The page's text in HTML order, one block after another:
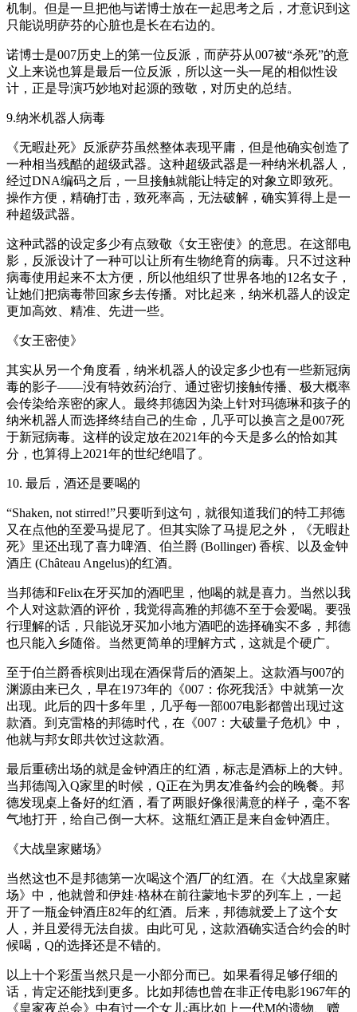
机制。但是一旦把他与诺博士放在一起思考之后，才意识到这
只能说明萨芬的心脏也是长在右边的。
诺博士是007历史上的第一位反派，而萨芬从007被“杀死”的意
义上来说也算是最后一位反派，所以这一头一尾的相似性设
计，正是导演巧妙地对起源的致敬，对历史的总结。
9.纳米机器人病毒
《无暇赴死》反派萨芬虽然整体表现平庸，但是他确实创造了
一种相当残酷的超级武器。这种超级武器是一种纳米机器人，
经过DNA编码之后，一旦接触就能让特定的对象立即致死。
操作方便，精确打击，致死率高，无法破解，确实算得上是一
种超级武器。
这种武器的设定多少有点致敬《女王密使》的意思。在这部电
影，反派设计了一种可以让所有生物绝育的病毒。只不过这种
病毒使用起来不太方便，所以他组织了世界各地的12名女子，
让她们把病毒带回家乡去传播。对比起来，纳米机器人的设定
更加高效、精准、先进一些。
《女王密使》
其实从另一个角度看，纳米机器人的设定多少也有一些新冠病
毒的影子——没有特效药治疗、通过密切接触传播、极大概率
会传染给亲密的家人。最终邦德因为染上针对玛德琳和孩子的
纳米机器人而选择终结自己的生命，几乎可以换言之是007死
于新冠病毒。这样的设定放在2021年的今天是多么的恰如其
分，也算得上2021年的世纪绝唱了。
10. 最后，酒还是要喝的
“Shaken, not stirred!”只要听到这句，就很知道我们的特工邦德
又在点他的至爱马提尼了。但其实除了马提尼之外，《无暇赴
死》里还出现了喜力啤酒、伯兰爵 (Bollinger) 香槟、以及金钟
酒庄 (Château Angelus)的红酒。
当邦德和Felix在牙买加的酒吧里，他喝的就是喜力。当然以我
个人对这款酒的评价，我觉得高雅的邦德不至于会爱喝。要强
行理解的话，只能说牙买加小地方酒吧的选择确实不多，邦德
也只能入乡随俗。当然更简单的理解方式，这就是个硬广。
至于伯兰爵香槟则出现在酒保背后的酒架上。这款酒与007的
渊源由来已久，早在1973年的《007：你死我活》中就第一次
出现。此后的四十多年里，几乎每一部007电影都曾出现过这
款酒。到克雷格的邦德时代，在《007：大破量子危机》中，
他就与邦女郎共饮过这款酒。
最后重磅出场的就是金钟酒庄的红酒，标志是酒标上的大钟。
当邦德闯入Q家里的时候，Q正在为男友准备约会的晚餐。邦
德发现桌上备好的红酒，看了两眼好像很满意的样子，毫不客
气地打开，给自己倒一大杯。这瓶红酒正是来自金钟酒庄。
《大战皇家赌场》
当然这也不是邦德第一次喝这个酒厂的红酒。在《大战皇家赌
场》中，他就曾和伊娃·格林在前往蒙地卡罗的列车上，一起
开了一瓶金钟酒庄82年的红酒。后来，邦德就爱上了这个女
人，并且爱得无法自拔。由此可见，这款酒确实适合约会的时
候喝，Q的选择还是不错的。
以上十个彩蛋当然只是一小部分而已。如果看得足够仔细的
话，肯定还能找到更多。比如邦德也曾在非正传电影1967年的
《皇家夜总会》中有过一个女儿;再比如上一代M的遗物、赠